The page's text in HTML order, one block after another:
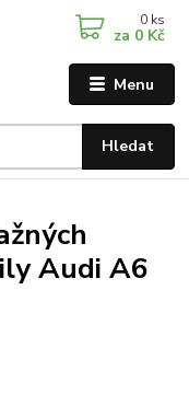
Menu
Hledat
0 ks
za 0 Kč
Audi A6